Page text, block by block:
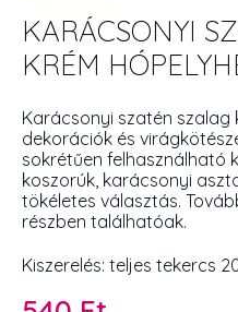
KARÁCSONYI
KRÉM
Karácsonyi szatén szalag
dekorációk és
sokrétűen felhasználható
koszorúk, karácsonyi
tökéletes választás.
részben találhatóak.
Kiszerelés: teljes tekercs